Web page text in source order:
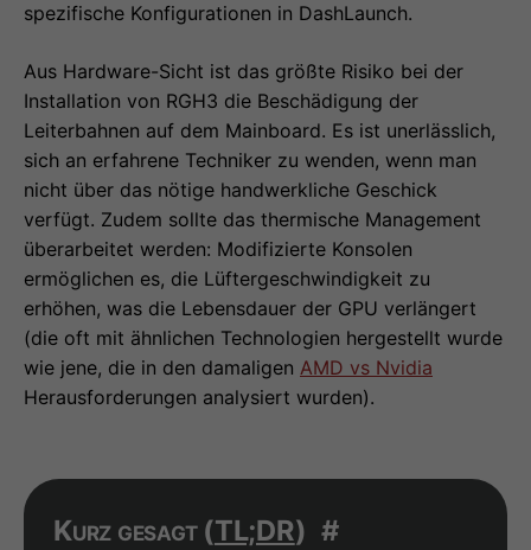
spezifische Konfigurationen in DashLaunch.
Aus Hardware-Sicht ist das größte Risiko bei der
Installation von RGH3 die Beschädigung der
Leiterbahnen auf dem Mainboard. Es ist unerlässlich,
sich an erfahrene Techniker zu wenden, wenn man
nicht über das nötige handwerkliche Geschick
verfügt. Zudem sollte das thermische Management
überarbeitet werden: Modifizierte Konsolen
ermöglichen es, die Lüftergeschwindigkeit zu
erhöhen, was die Lebensdauer der GPU verlängert
(die oft mit ähnlichen Technologien hergestellt wurde
wie jene, die in den damaligen AMD vs Nvidia
Herausforderungen analysiert wurden).
Kurz gesagt (TL;DR) #